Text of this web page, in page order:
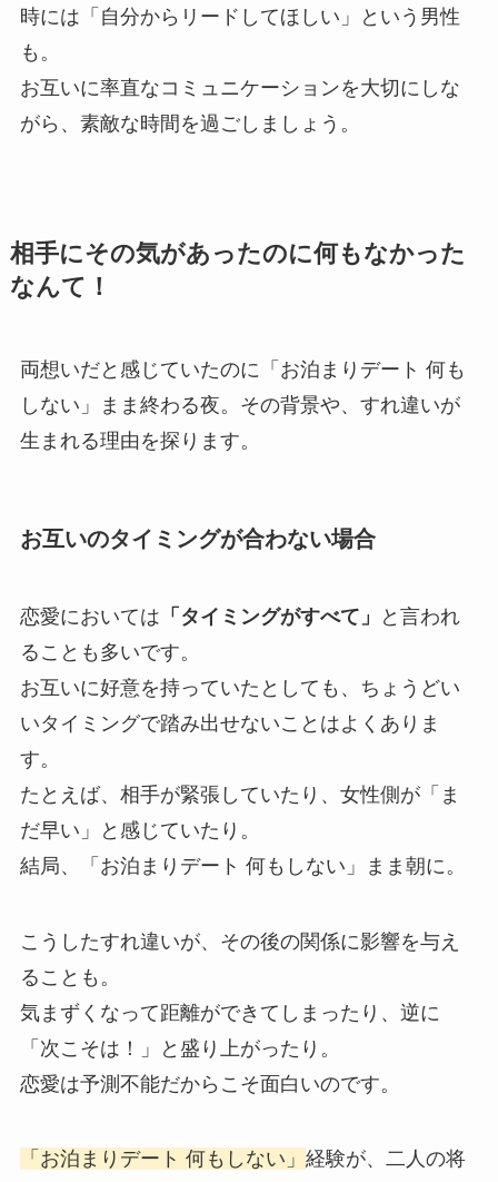
時には「自分からリードしてほしい」という男性
も。
お互いに率直なコミュニケーションを大切にしな
がら、素敵な時間を過ごしましょう。
相手にその気があったのに何もなかった
なんて！
両想いだと感じていたのに「お泊まりデート 何も
しない」まま終わる夜。その背景や、すれ違いが
生まれる理由を探ります。
お互いのタイミングが合わない場合
恋愛においては 「タイミングがすべて」
と言われ
ることも多いです。
お互いに好意を持っていたとしても、ちょうどい
いタイミングで踏み出せないことはよくありま
す。
たとえば、相手が緊張していたり、女性側が「ま
だ早い」と感じていたり。
結局、「お泊まりデート 何もしない」まま朝に。
こうしたすれ違いが、その後の関係に影響を与え
ることも。
気まずくなって距離ができてしまったり、逆に
「次こそは！」と盛り上がったり。
恋愛は予測不能だからこそ面白いのです。
「お泊まりデート 何もしない」 経験が、二人の将